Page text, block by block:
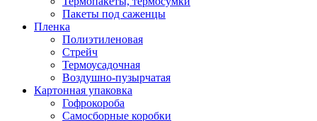
Пакеты под саженцы
Пленка
Полиэтиленовая
Стрейч
Термоусадочная
Воздушно-пузырчатая
Картонная упаковка
Гофрокороба
Самосборные коробки